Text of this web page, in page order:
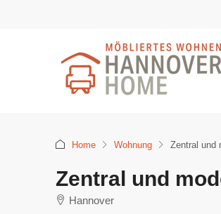
Home Wohnung Zentral und
Zentral und
Hannover